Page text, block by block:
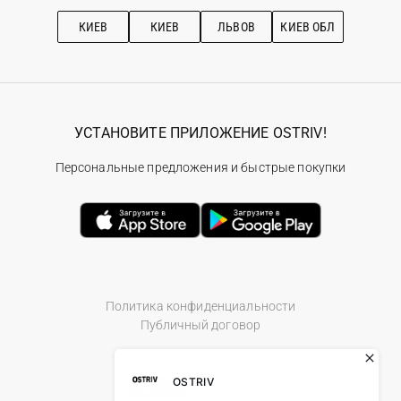
Рекомендации по уходу
КИЕВ КИЕВ ЛЬВОВ КИЕВ ОБЛ
Политика конфиденциальности
Публичный договор
УСТАНОВИТЕ ПРИЛОЖЕНИЕ OSTRIV!
Персональные предложения и быстрые покупки